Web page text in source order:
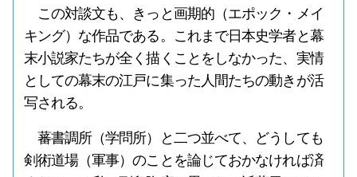
この対談文も、きっと画期的（エポック・メイ
キング）な作品である。これまで日本史学者と幕
末小説家たちが全く描くことをしなかった、実情
としての幕末の江戸に集った人間たちの動きが活
写される。
蕃書調所（学問所）と二つ並べて、どうしても
剣術道場（軍事）のことを論じておかなければ済